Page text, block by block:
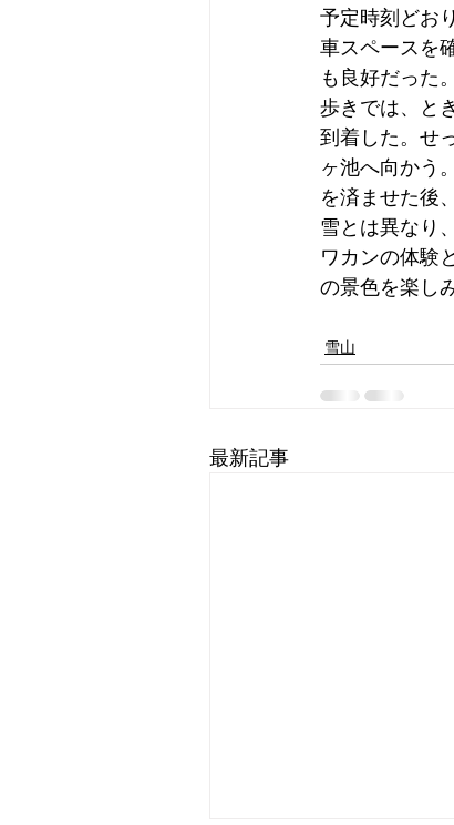
予定時刻どお
車スペースを
も良好だった
歩きでは、と
到着した。せ
ヶ池へ向かう
を済ませた後
雪とは異なり
ワカンの体験
の景色を楽し
雪山
最新記事